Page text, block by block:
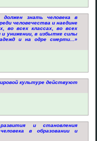
знать человека в
человечества и наедине
во всех классах, во всех
и унижении, в избытке силы
и на одре смерти...»
культуре действуют
и становления
в образовании и